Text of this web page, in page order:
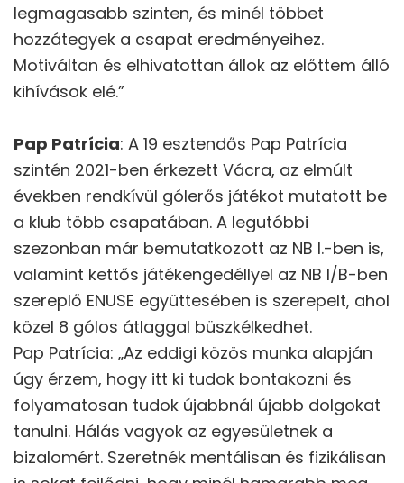
legmagasabb szinten, és minél többet
hozzátegyek a csapat eredményeihez.
Motiváltan és elhivatottan állok az előttem álló
kihívások elé.”
Pap Patrícia: A 19 esztendős Pap Patrícia
szintén 2021-ben érkezett Vácra, az elmúlt
években rendkívül gólerős játékot mutatott be
a klub több csapatában. A legutóbbi
szezonban már bemutatkozott az NB I.-ben is,
valamint kettős játékengedéllyel az NB I/B-ben
szereplő ENUSE együttesében is szerepelt, ahol
közel 8 gólos átlaggal büszkélkedhet.
Pap Patrícia: „Az eddigi közös munka alapján
úgy érzem, hogy itt ki tudok bontakozni és
folyamatosan tudok újabbnál újabb dolgokat
tanulni. Hálás vagyok az egyesületnek a
bizalomért. Szeretnék mentálisan és fizikálisan